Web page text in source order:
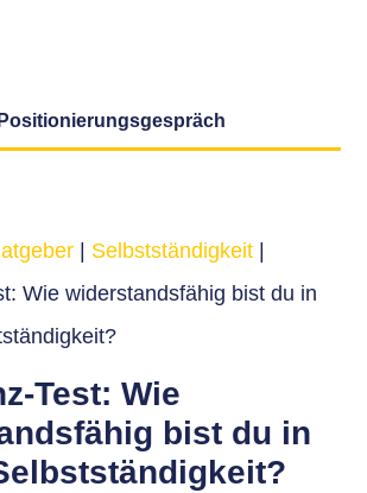
| Selbstständigkeit|
Wie widerstandsfähig bist du in
Test: Wie
bist du in